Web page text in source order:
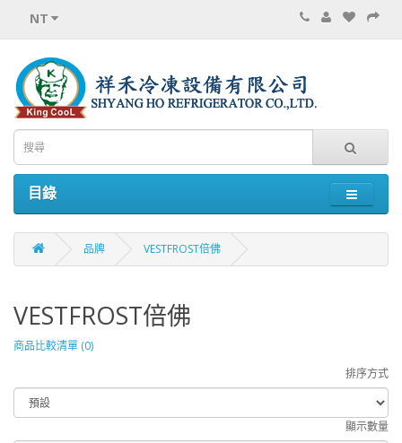
NT
目錄
品牌 VESTFROST倍佛
VESTFROST倍佛
商品比較清單 (0)
排序方式
顯示數量